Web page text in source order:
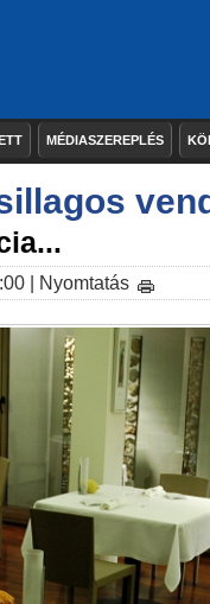
MÉDIASZEREPLÉS
| Nyomtatás